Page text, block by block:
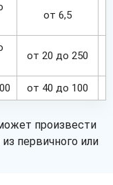
от 6,5
от 20 до 250
от 40 до 100
произвести
первичного или